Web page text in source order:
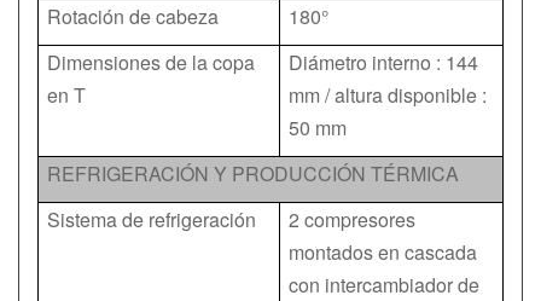
Rotación de cabeza
180°
Dimensiones de la copa
en T
Diámetro interno : 144
mm / altura disponible :
50 mm
REFRIGERACIÓN Y PRODUCCIÓN TÉRMICA
Sistema de refrigeración
2 compresores
montados en cascada
con intercambiador de